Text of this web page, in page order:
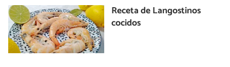
Receta de Langostinos
cocidos